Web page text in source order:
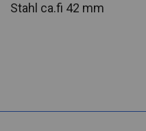
Stahl ca.fi 42 mm